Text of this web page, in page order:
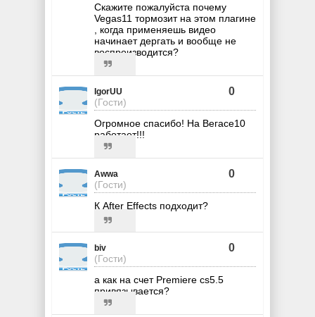
Скажите пожалуйста почему
Vegas11 тормозит на этом плагине
, когда применяешь видео
начинает дергать и вообще не
воспроизводится?
IgorUU
(Гости)
0
Огромное спасибо! На Вегасе10
работает!!!
Awwa
(Гости)
0
К After Effects подходит?
biv
(Гости)
0
а как на счет Premiere cs5.5
привязывается?